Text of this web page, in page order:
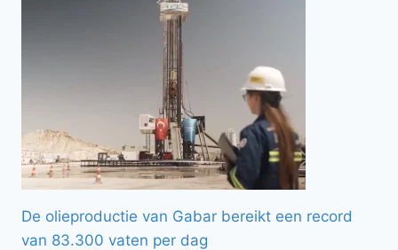
De olieproductie van Gabar bereikt een record
van 83.300 vaten per dag